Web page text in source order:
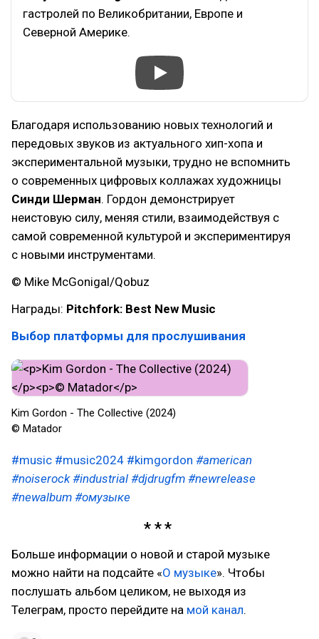
гастролей по Великобритании, Европе и
Северной Америке.
Благодаря использованию новых технологий и
передовых звуков из актуального хип-хопа и
экспериментальной музыки, трудно не вспомнить
о современных цифровых коллажах художницы
Синди Шерман. Гордон демонстрирует
неистовую силу, меняя стили, взаимодействуя с
самой современной культурой и экспериментируя
с новыми инструментами.
© Mike McGonigal/Qobuz
Награды: Pitchfork: Best New Music
Выбор платформы для прослушивания
Kim Gordon - The Collective (2024)
© Matador
#music #music2024 #kimgordon #american
#noiserock #industrial #djdrugfm #newrelease
#newalbum #омузыке
Больше информации о новой и старой музыке
можно найти на подсайте «О музыке». Чтобы
послушать альбом целиком, не выходя из
Телеграм, просто перейдите на мой канал.